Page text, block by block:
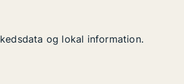
og lokal information.